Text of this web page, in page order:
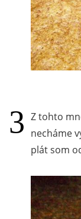
Z tohto
necháme
plát som